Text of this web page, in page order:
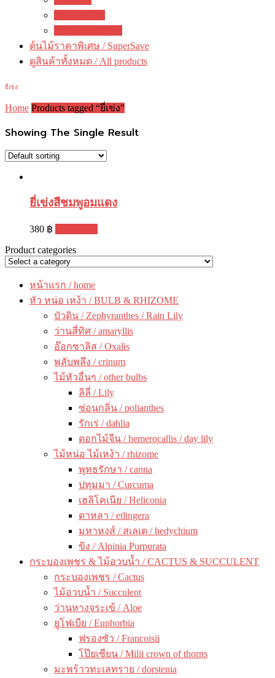
ต้นไม้ราคาพิเศษ / SuperSave
ดูสินค้าทั้งหมด / All products
ยี่เข่ง
Home Products tagged “ยี่เข่ง”
Showing The Single Result
ยี่เข่งสีชมพูอมแดง
380 ฿
Product categories
หน้าแรก / home
หัว หน่อ เหง้า / BULB & RHIZOME
บัวดิน / Zephyranthes / Rain Lily
ว่านสี่ทิศ / amaryllis
อ๊อกซาลิส / Oxalis
พลับพลึง / crinum
ไม้หัวอื่นๆ / other bulbs
ลิลี่ / Lily
ซ่อนกลิ่น / polianthes
รักเร่ / dahlia
ดอกไม้จีน / hemerocallis / day lily
ไม้หน่อ ไม้เหง้า / rhizome
พุทธรักษา / canna
ปทุมมา / Curcuma
เฮลิโคเนีย / Heliconia
ดาหลา / etlingera
มหาหงส์ / สเลเต / hedychium
ขิง / Alpinia Purpurata
กระบองเพชร & ไม้อวบน้ำ / CACTUS & SUCCULENT
กระบองเพชร / Cactus
ไม้อวบน้ำ / Succulent
ว่านหางจระเข้ / Aloe
ยูโฟเบีย / Euphorbia
ฟรองซัว / Francoisii
โป๊ยเซียน / Milii crown of thorns
มะพร้าวทะเลทราย / dorstenia